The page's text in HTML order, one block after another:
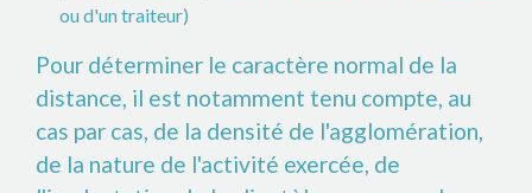
ou d'un traiteur)
Pour déterminer le caractère normal de la
distance, il est notamment tenu compte, au
cas par cas, de la densité de l'agglomération,
de la nature de l'activité exercée, de